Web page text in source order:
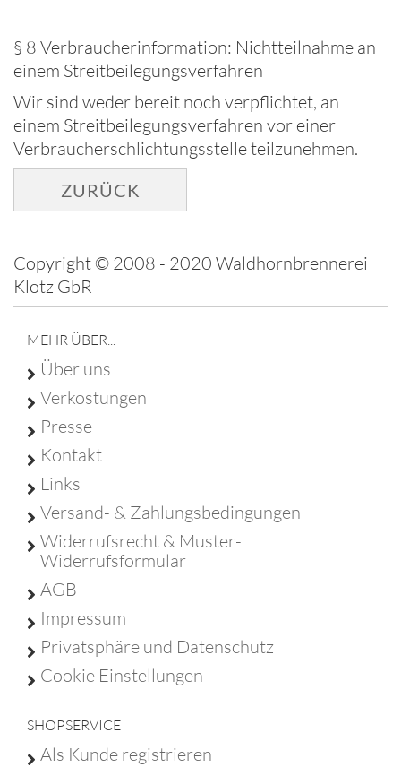
§ 8 Verbraucherinformation: Nichtteilnahme an
einem Streitbeilegungsverfahren
Wir sind weder bereit noch verpflichtet, an
einem Streitbeilegungsverfahren vor einer
Verbraucherschlichtungsstelle teilzunehmen.
ZURÜCK
Copyright © 2008 - 2020 Waldhornbrennerei
Klotz GbR
MEHR ÜBER...
Über uns
Verkostungen
Presse
Kontakt
Links
Versand- & Zahlungsbedingungen
Widerrufsrecht & Muster-
Widerrufsformular
AGB
Impressum
Privatsphäre und Datenschutz
Cookie Einstellungen
SHOPSERVICE
Als Kunde registrieren